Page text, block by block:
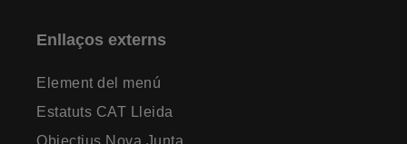
Enllaços externs
Element del menú
Estatuts CAT Lleida
Objectius Nova Junta